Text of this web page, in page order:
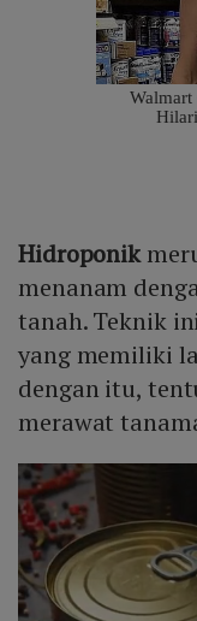
Hidroponik
menanam
tanah. Teknik
yang memiliki
dengan itu,
merawat